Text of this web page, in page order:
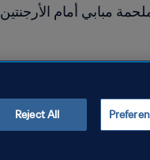
مبابي أمام الأرجنتين
Reject All